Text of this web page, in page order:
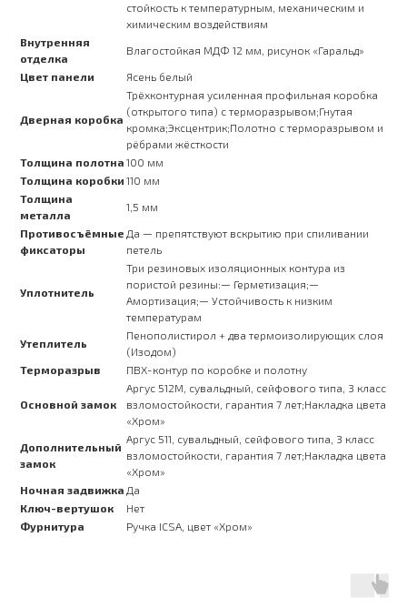
стойкость к температурным, механическим и
химическим воздействиям
Внутренняя
отделка
Влагостойкая МДФ 12 мм, рисунок «Гаральд»
Цвет панели Ясень белый
Дверная коробка
Трёхконтурная усиленная профильная коробка
(открытого типа) с терморазрывом;Гнутая
кромка;Эксцентрик;Полотно с терморазрывом и
рёбрами жёсткости
Толщина полотна 100 мм
Толщина коробки 110 мм
Толщина
металла
1,5 мм
Противосъёмные
фиксаторы
Да — препятствуют вскрытию при спиливании
петель
Уплотнитель
Три резиновых изоляционных контура из
пористой резины:— Герметизация;—
Амортизация;— Устойчивость к низким
температурам
Утеплитель
Пенополистирол + два термоизолирующих слоя
(Изодом)
Терморазрыв
ПВХ-контур по коробке и полотну
Основной замок
Аргус 512М, сувальдный, сейфового типа, 3 класс
взломостойкости, гарантия 7 лет;Накладка цвета
«Хром»
Дополнительный
замок
Аргус 511, сувальдный, сейфового типа, 3 класс
взломостойкости, гарантия 7 лет;Накладка цвета
«Хром»
Ночная задвижка Да
Ключ-вертушок
Нет
Фурнитура
Ручка ICSA, цвет «Хром»